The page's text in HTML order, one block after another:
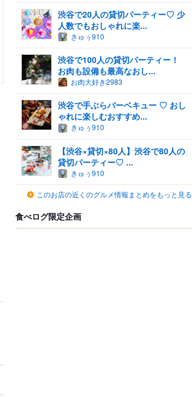
渋谷で20人の貸切パーティー♡ 少
人数でもおしゃれに楽...
きゅぅ910
渋谷で100人の貸切パーティー！
お肉も設備も最高なおし...
お肉大好き2983
渋谷で手ぶらバーベキュー ♡ おし
ゃれに楽しむおすすめ...
きゅぅ910
【渋谷×貸切×80人】渋谷で80人の
貸切パーティー♡ ...
きゅぅ910
このお店の近くのグルメ情報まとめをもっと見る
食べログ限定企画